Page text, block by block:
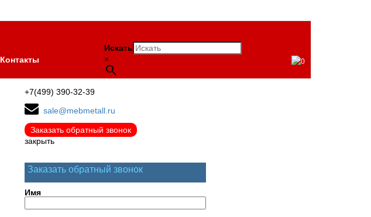
Контакты
Искать
×
0
+7(499) 390-32-39
sale@mebmetall.ru
Заказать обратный звонок
закрыть
Заказать обратный звонок
Имя